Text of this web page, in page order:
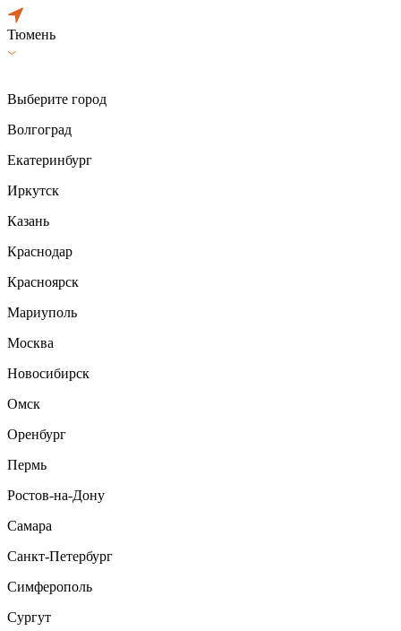
Тюмень
Выберите город
Волгоград
Екатеринбург
Иркутск
Казань
Краснодар
Красноярск
Мариуполь
Москва
Новосибирск
Омск
Оренбург
Пермь
Ростов-на-Дону
Самара
Санкт-Петербург
Симферополь
Сургут